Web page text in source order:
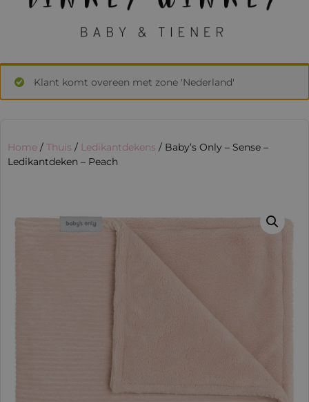
Klant komt overeen met zone 'Nederland'
Home / Thuis / Ledikantdekens / Baby’s Only – Sense –
Ledikantdeken – Peach